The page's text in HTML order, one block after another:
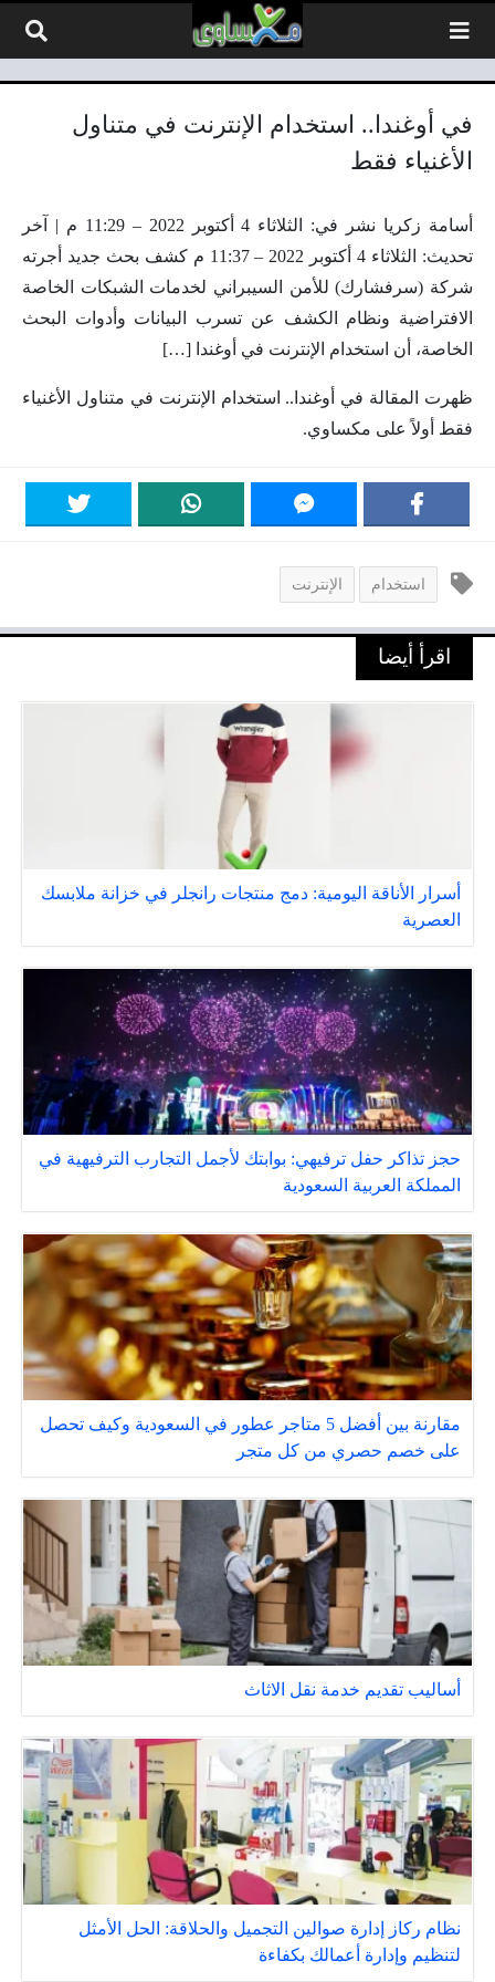
في أوغندا.. استخدام الإنترنت في متناول
الأغنياء فقط
أسامة زكريا نشر في: الثلاثاء 4 أكتوبر 2022 – 11:29 م | آخر
تحديث: الثلاثاء 4 أكتوبر 2022 – 11:37 م كشف بحث جديد أجرته
شركة (سرفشارك) للأمن السيبراني لخدمات الشبكات الخاصة
الافتراضية ونظام الكشف عن تسرب البيانات وأدوات البحث
الخاصة، أن استخدام الإنترنت في أوغندا […]
ظهرت المقالة في أوغندا.. استخدام الإنترنت في متناول الأغنياء
فقط أولاً على مكساوي.
استخدام الإنترنت
اقرأ أيضا
أسرار الأناقة اليومية: دمج منتجات رانجلر في خزانة ملابسك
العصرية
حجز تذاكر حفل ترفيهي: بوابتك لأجمل التجارب الترفيهية في
المملكة العربية السعودية
مقارنة بين أفضل 5 متاجر عطور في السعودية وكيف تحصل
على خصم حصري من كل متجر
أساليب تقديم خدمة نقل الاثاث
نظام ركاز إدارة صوالين التجميل والحلاقة: الحل الأمثل
لتنظيم وإدارة أعمالك بكفاءة